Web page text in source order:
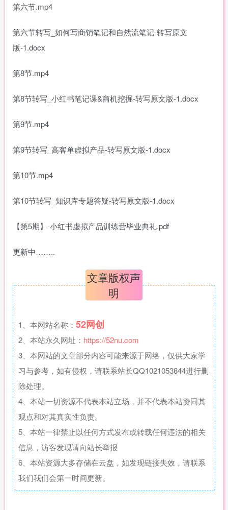
第六节.mp4
第六节转写_如何写商销笔记和自然流笔记-转写原文
版-1.docx
第8节.mp4
第8节转写_小红书笔记课&商机挖掘-转写原文版-1.docx
第9节.mp4
第9节转写_高客单虚拟产品-转写原文版-1.docx
第10节.mp4
第10节转写_知识库专题答疑-转写原文版-1.docx
【第5期】-小红书虚拟产品训练营毕业典礼.pdf
更新中……..
文章版权声
明
1、本网站名称： 52网创
2、本站永久网址： https://52nu.com
3、本网站的文章部分内容可能来源于网络，仅供大家学
习与参考，如有侵权，请联系站长QQ1021053844进行删
除处理。
4、本站一切资源不代表本站立场，并不代表本站赞同其
观点和对其真实性负责。
5、本站一律禁止以任何方式发布或转载任何违法的相关
信息，访客发现请向站长举报
6、本站资源大多存储在云盘，如发现链接失效，请联系
我们我们会第一时间更新。